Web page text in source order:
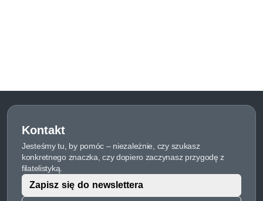
Kontakt
Jesteśmy tu, by pomóc – niezależnie, czy szukasz
konkretnego znaczka, czy dopiero zaczynasz przygodę z
filatelistyką.
Zapisz się do newslettera